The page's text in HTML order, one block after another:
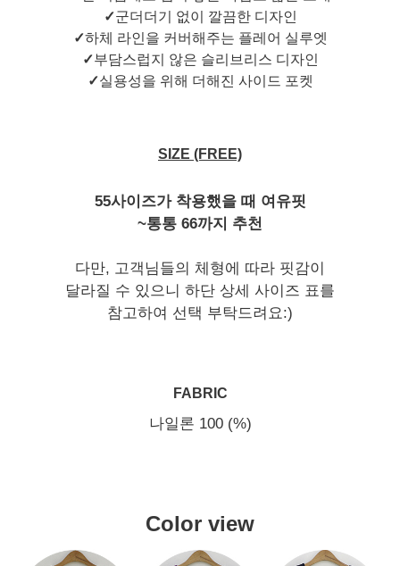
✓군더더기 없이 깔끔한 디자인
✓하체 라인을 커버해주는 플레어 실루엣
✓부담스럽지 않은 슬리브리스 디자인
✓실용성을 위해 더해진 사이드 포켓
SIZE (FREE)
55사이즈가 착용했을 때 여유핏
~통통 66까지 추천
다만, 고객님들의 체형에 따라 핏감이
달라질 수 있으니 하단 상세 사이즈 표를
참고하여 선택 부탁드려요:)
FABRIC
나일론 100 (%)
Color view